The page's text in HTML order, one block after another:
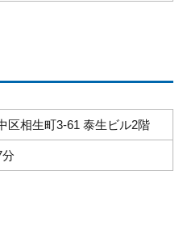
区相生町3-61 泰生ビル2階
分